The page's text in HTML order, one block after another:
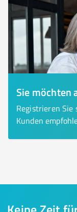
Sie möchten
Registrieren Sie
Kunden